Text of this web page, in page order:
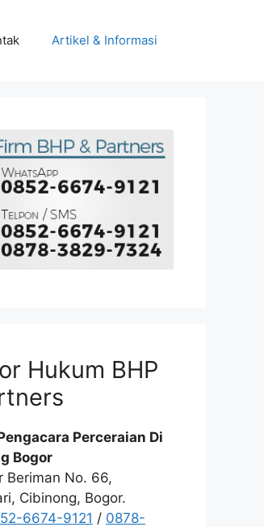
Artikel & Informasi
Hukum BHP
Perceraian Di
Bogor
Beriman No. 66,
Cibinong, Bogor.
6674-9121 / 0878-